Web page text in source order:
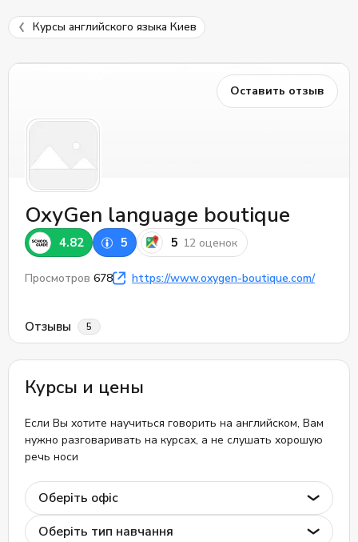
Курсы английского языка Киев
Оставить отзыв
OxyGen language boutique
4.82 5 5 12 оценок
Просмотров 678 https://www.oxygen-boutique.com/
Отзывы 5
Курсы и цены
Если Вы хотите научиться говорить на английском, Вам
нужно разговаривать на курсах, а не слушать хорошую
речь носи
Оберіть офіс
Оберіть тип навчання